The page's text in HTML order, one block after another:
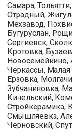
Самара,
Отрадный,
Мехзавод,
Бугуруслан,
Сергиевск,
Кротовка,
Новосемейкино,
Черкассы,
Ерзовка,
Зубчаниновка,
Кинельский,
Стройкерамика,
Смышляевка,
Черновский,